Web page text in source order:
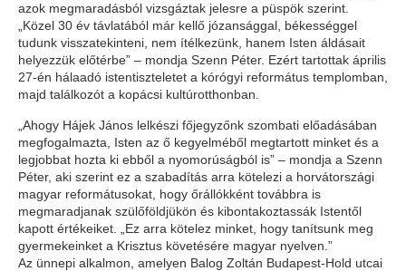
azok megmaradásból vizsgáztak jelesre a püspök szerint.
„Közel 30 év távlatából már kellő józansággal, békességgel
tudunk visszatekinteni, nem ítélkezünk, hanem Isten áldásait
helyezzük előtérbe” – mondja Szenn Péter. Ezért tartottak április
27-én hálaadó istentiszteletet a kórógyi református templomban,
majd találkozót a kopácsi kultúrotthonban.
„Ahogy Hájek János lelkészi főjegyzőnk szombati előadásában
megfogalmazta, Isten az ő kegyelméből megtartott minket és a
legjobbat hozta ki ebből a nyomorúságból is” – mondja a Szenn
Péter, aki szerint ez a szabadítás arra kötelezi a horvátországi
magyar reformátusokat, hogy őrállókként továbbra is
megmaradjanak szülőföldjükön és kibontakoztassák Istentől
kapott értékeiket. „Ez arra kötelez minket, hogy tanítsunk meg
gyermekeinket a Krisztus követésére magyar nyelven.”
Az ünnepi alkalmon, amelyen Balog Zoltán Budapest-Hold utcai